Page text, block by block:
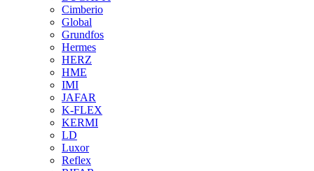
Cimberio
Global
Grundfos
Hermes
HERZ
HME
IMI
JAFAR
K-FLEX
KERMI
LD
Luxor
Reflex